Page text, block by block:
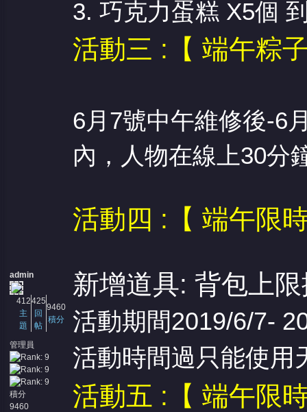
admin
412
主
題
425
回
帖
9460
積分
管理員
積分
9460
3. 巧克力蛋糕 X5個
活動三 :【 端午粽
6月7號中午維修後-6
內，人物在線上30分
活動四 :【 端午限
新增道具: 背包上
活動期間2019/6/7-
活動時間過只能使用
活動五 :【 端午限